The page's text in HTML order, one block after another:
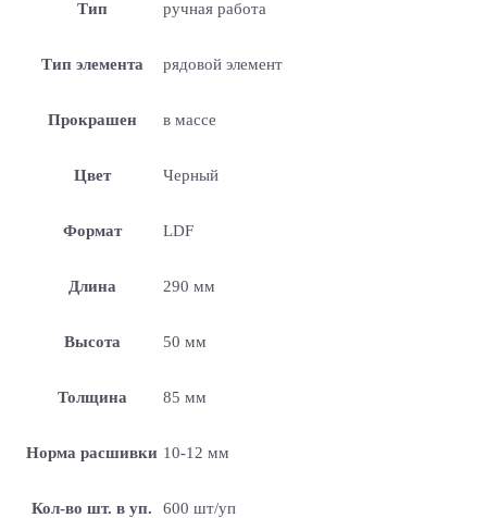
Тип ручная работа
Тип элемента рядовой элемент
Прокрашен в массе
Цвет Черный
Формат LDF
Длина 290 мм
Высота 50 мм
Толщина 85 мм
Норма расшивки 10-12 мм
Кол-во шт. в уп. 600 шт/уп